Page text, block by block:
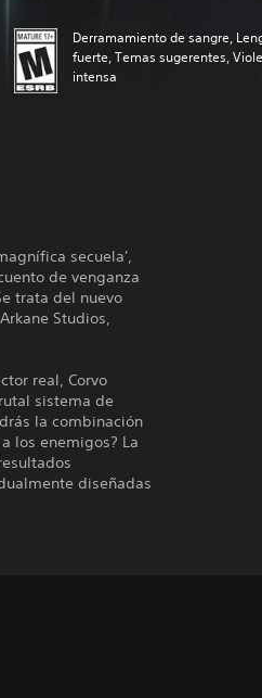
Derramamiento de sangre,
fuerte, Temas sugerentes,
intensa
secuela',
de venganza
trata del nuevo
Studios,
real, Corvo
sistema de
la combinación
los enemigos? La
diseñadas